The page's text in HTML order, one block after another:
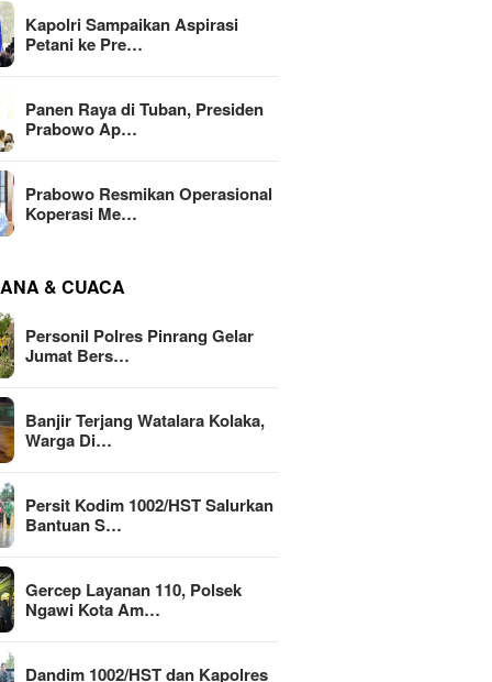
Kapolri Sampaikan Aspirasi
Petani ke Pre…
Panen Raya di Tuban, Presiden
Prabowo Ap…
Prabowo Resmikan Operasional
Koperasi Me…
& CUACA
Personil Polres Pinrang Gelar
Jumat Bers…
Banjir Terjang Watalara Kolaka,
Warga Di…
Persit Kodim 1002/HST Salurkan
Bantuan S…
Gercep Layanan 110, Polsek
Ngawi Kota Am…
Dandim 1002/HST dan Kapolres